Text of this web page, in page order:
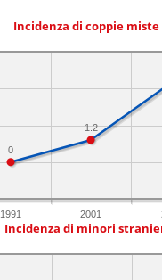
Incidenza di coppie miste
1991 2001
1.2
0
Incidenza di minori